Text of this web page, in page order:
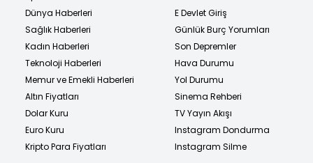
Dünya Haberleri
Sağlık Haberleri
Kadın Haberleri
Teknoloji Haberleri
Memur ve Emekli Haberleri
Altın Fiyatları
Dolar Kuru
Euro Kuru
Kripto Para Fiyatları
E Devlet Giriş
Günlük Burç Yorumları
Son Depremler
Hava Durumu
Yol Durumu
Sinema Rehberi
TV Yayın Akışı
Instagram Dondurma
Instagram Silme